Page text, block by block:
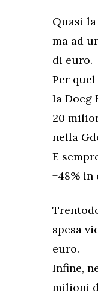
Quasi
ma ad
di euro.
Per
la Docg
20
nella
E
+48% in
spesa
euro.
Infine,
milioni